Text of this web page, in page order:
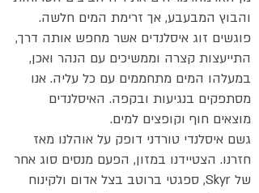
והבוץ המבעבע, אך זרימת המים חלשה.
פוגשים זוג איסלנדים אשר מחפש אותה דרך,
התייעצות קצרה וממשיכים עם הנהר ואכן,
במעלהו המים מתחממים עם כל עליה. אנו
מסתפקים בנגיעות ובקפה. האיסלנדים
מוצאים חוף וקופצים למים.
גשם איסלנדי טורדני דופק על אוהלנו מאז
חזרנו. הצטיידנו במזון, הפעם מנסים סוג אחר
של Skyr, ספגטי ברוטב בצל אדום ולקינוח